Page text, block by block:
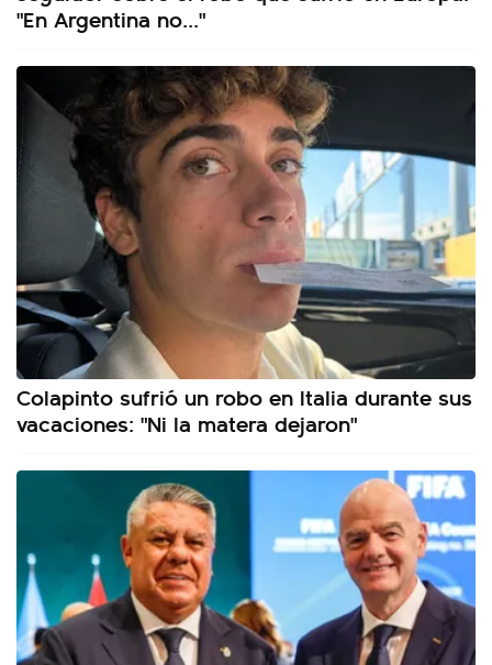
"En Argentina no..."
Colapinto sufrió un robo en Italia durante sus
vacaciones: "Ni la matera dejaron"